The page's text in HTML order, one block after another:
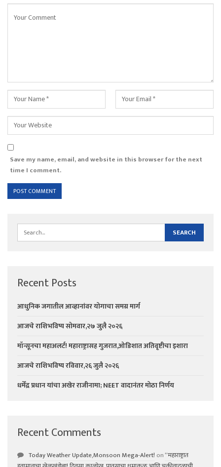
Save my name, email, and website in this browser for the next
time I comment.
Recent Posts
आधुनिक जगातील आव्हानांवर योगाचा समग्र मार्ग
आजचे राशिभविष्य सोमवार,२७ जुलै २०२६
मॉन्सूनचा महाअलर्ट! महाराष्ट्रासह गुजरात,ओडिशात अतिवृष्टीचा इशारा
आजचे राशिभविष्य रविवार,२६ जुलै २०२६
धर्मेंद्र प्रधान यांचा अखेर राजीनामा; NEET वादानंतर मोठा निर्णय
Recent Comments
Today Weather Update,Monsoon Mega-Alert! on“महाराष्ट्रात